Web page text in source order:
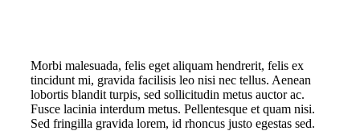
Morbi malesuada, felis eget aliquam hendrerit, felis ex
tincidunt mi, gravida facilisis leo nisi nec tellus. Aenean
lobortis blandit turpis, sed sollicitudin metus auctor ac.
Fusce lacinia interdum metus. Pellentesque et quam nisi.
Sed fringilla gravida lorem, id rhoncus justo egestas sed.